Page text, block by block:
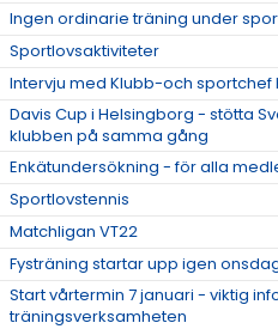
Ingen ordinarie träning under
Sportlovsaktiviteter
Intervju med Klubb-och sportchef
Davis Cup i Helsingborg - stötta
klubben på samma gång
Enkätundersökning - för alla
Sportlovstennis
Matchligan VT22
Fysträning startar upp igen
Start vårtermin 7 januari - viktig
träningsverksamheten